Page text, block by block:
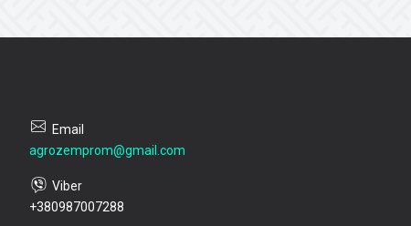
agrozemprom@gmail.com
+380987007288